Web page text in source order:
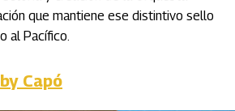
que mantiene ese distintivo sello
al Pacífico.
Capó